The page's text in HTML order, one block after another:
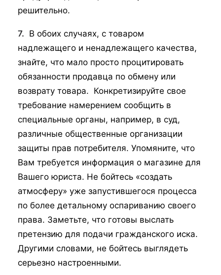
решительно.
7. В обоих случаях, с товаром
надлежащего и ненадлежащего качества,
знайте, что мало просто процитировать
обязанности продавца по обмену или
возврату товара. Конкретизируйте свое
требование намерением сообщить в
специальные органы, например, в суд,
различные общественные организации
защиты прав потребителя. Упомяните, что
Вам требуется информация о магазине для
Вашего юриста. Не бойтесь «создать
атмосферу» уже запустившегося процесса
по более детальному оспариванию своего
права. Заметьте, что готовы выслать
претензию для подачи гражданского иска.
Другими словами, не бойтесь выглядеть
серьезно настроенными.